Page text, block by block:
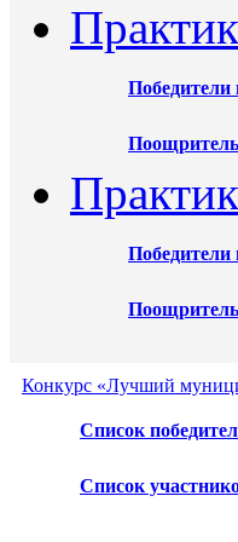
Победители
Победители
Конкурс «Лучший
Список
Список